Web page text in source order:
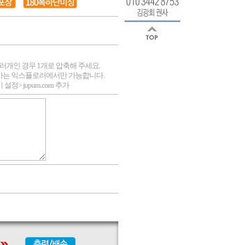
개인 경우 1개로 압축해 주세요.
는 익스플로러에서만 가능합니다.
설정> jupum.com 추가